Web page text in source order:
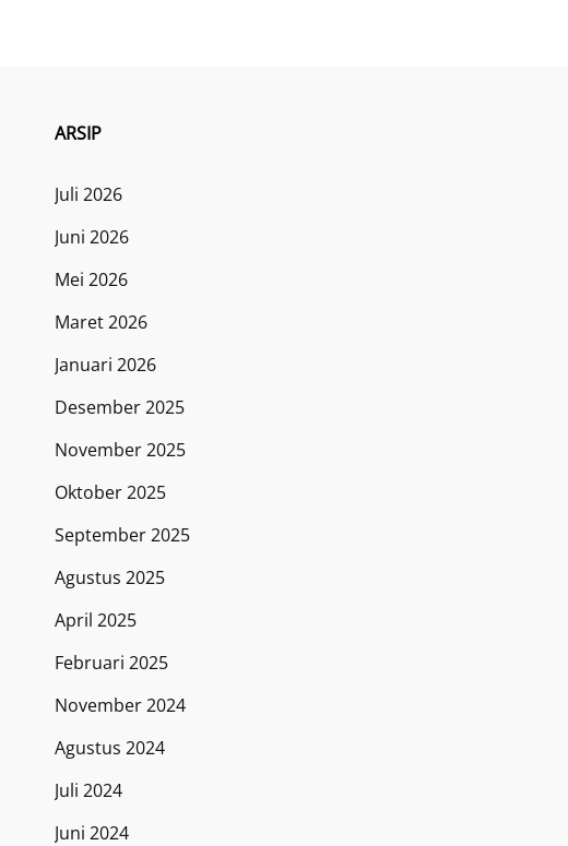
ARSIP
Juli 2026
Juni 2026
Mei 2026
Maret 2026
Januari 2026
Desember 2025
November 2025
Oktober 2025
September 2025
Agustus 2025
April 2025
Februari 2025
November 2024
Agustus 2024
Juli 2024
Juni 2024